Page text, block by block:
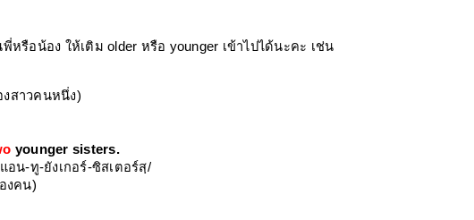
หรือน้อง ให้เติม older หรือ younger เข้าไปได้นะคะ เช่น
สาวคนหนึ่ง)
younger sisters.
อน-ทู-ยังเกอร์-ซิสเตอร์สฺ/
งคน)